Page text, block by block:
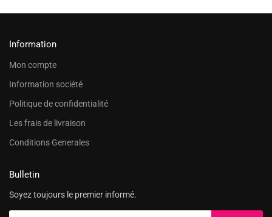
Information
Mon compte
Information société
Politique de confidentialité
Les frais de livraison
Conditions Generales
Bulletin
Soyez toujours le premier informé.